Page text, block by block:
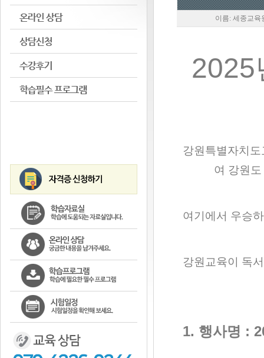
이름: 세종교
2025
강원특별자치
여 강원
여기에서 우승
강원교육이 독
1. 행사명 :